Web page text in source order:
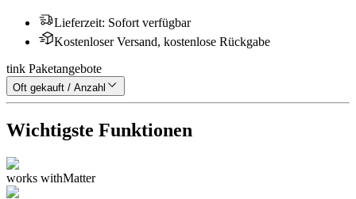
Lieferzeit: Sofort verfügbar
Kostenloser Versand, kostenlose Rückgabe
tink Paketangebote
Oft gekauft / Anzahl
Wichtigste Funktionen
works withMatter